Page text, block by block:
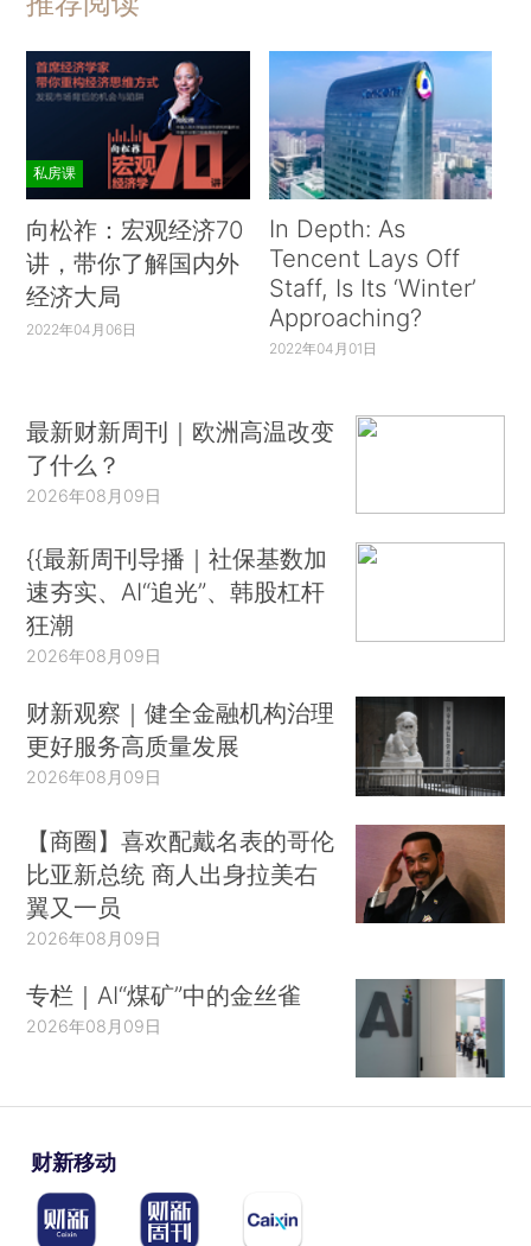
私房课
向松祚：宏观经济70
讲，带你了解国内外
经济大局
2022年04月06日
In Depth: As
Tencent Lays Off
Staff, Is Its ‘Winter’
Approaching?
2022年04月01日
最新财新周刊｜欧洲高温改变
了什么？
2026年08月09日
{{最新周刊导播｜社保基数加
速夯实、AI“追光”、韩股杠杆
狂潮
2026年08月09日
财新观察｜健全金融机构治理
更好服务高质量发展
2026年08月09日
【商圈】喜欢配戴名表的哥伦
比亚新总统 商人出身拉美右
翼又一员
2026年08月09日
专栏｜AI“煤矿”中的金丝雀
2026年08月09日
财新移动